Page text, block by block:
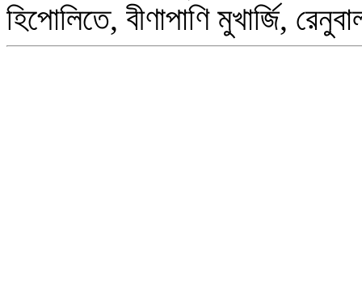
হিপোলিতে, বীণাপাণি মুখার্জি,